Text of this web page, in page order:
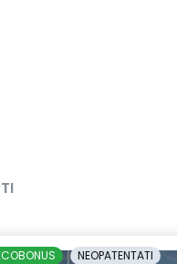
NEOPATENTATI